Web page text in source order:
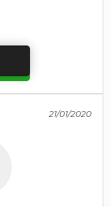
21/01/2020